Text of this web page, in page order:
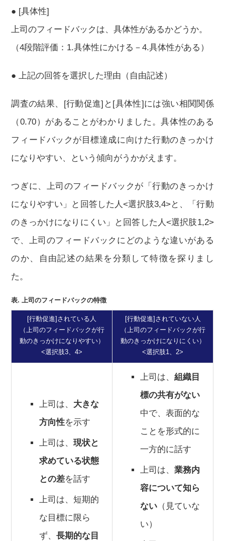
● [具体性]
上司のフィードバックは、具体性があるかどうか。
（4段階評価：1.具体性にかける－4.具体性がある）
● 上記の回答を選択した理由（自由記述）
調査の結果、[行動促進]と[具体性]には強い相関関係
（0.70）があることがわかりました。具体性のある
フィードバックが目標達成に向けた行動のきっかけ
になりやすい、という傾向がうかがえます。
つぎに、上司のフィードバックが「行動のきっかけ
になりやすい」と回答した人<選択肢3,4>と、「行動
のきっかけになりにくい」と回答した人<選択肢1,2>
で、上司のフィードバックにどのような違いがある
のか、自由記述の結果を分類して特徴を探りまし
た。
表. 上司のフィードバックの特徴
[行動促進]されている人
（上司のフィードバックが行
動のきっかけになりやすい）
<選択肢3、4>
[行動促進]されていない人
（上司のフィードバックが行
動のきっかけになりにくい）
<選択肢1、2>
上司は、 大きな
方向性を示す
上司は、現状と
求めている状態
との差を話す
上司は、短期的
な目標に限ら
ず、長期的な目
上司は、組織目
標の共有がない
中で、表面的な
ことを形式的に
一方的に話す
上司は、業務内
容について知ら
ない （見ていな
い）